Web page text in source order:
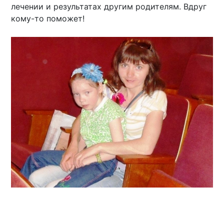
лечении и результатах другим родителям. Вдруг
кому-то поможет!